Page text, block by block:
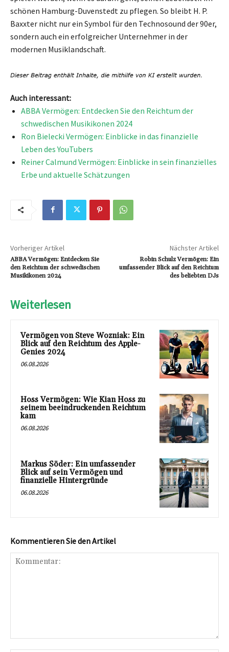
schönen Hamburg-Duvenstedt zu pflegen. So bleibt H. P.
Baxxter nicht nur ein Symbol für den Technosound der 90er,
sondern auch ein erfolgreicher Unternehmer in der
modernen Musiklandschaft.
Auch interessant:
ABBA Vermögen: Entdecken Sie den Reichtum der
schwedischen Musikikonen 2024
Ron Bielecki Vermögen: Einblicke in das finanzielle
Leben des YouTubers
Reiner Calmund Vermögen: Einblicke in sein finanzielles
Erbe und aktuelle Schätzungen
Vorheriger Artikel
ABBA Vermögen: Entdecken Sie
den Reichtum der schwedischen
Musikikonen 2024
Nächster Artikel
Robin Schulz Vermögen: Ein
umfassender Blick auf den Reichtum
des beliebten DJs
Weiterlesen
Vermögen von Steve Wozniak: Ein
Blick auf den Reichtum des Apple-
Genies 2024
06.08.2026
Hoss Vermögen: Wie Kian Hoss zu
seinem beeindruckenden Reichtum
kam
06.08.2026
Markus Söder: Ein umfassender
Blick auf sein Vermögen und
finanzielle Hintergründe
06.08.2026
Kommentieren Sie den Artikel